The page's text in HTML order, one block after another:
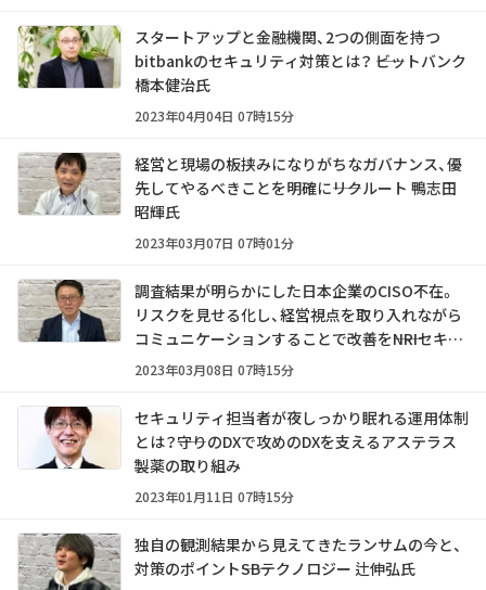
スタートアップと金融機関、2つの側面を持つ
bitbankのセキュリティ対策とは？ ――ビットバンク
橋本健治氏
2023年04月04日 07時15分
経営と現場の板挟みになりがちなガバナンス、優
先してやるべきことを明確に――リクルート 鴨志田
昭輝氏
2023年03月07日 07時01分
調査結果が明らかにした日本企業のCISO不在。
リスクを見せる化し、経営視点を取り入れながら
コミュニケーションすることで改善を――NRIセキュ
アテクノロジーズ 足立道拡氏
2023年03月08日 07時15分
セキュリティ担当者が夜しっかり眠れる運用体制
とは？――守りのDXで攻めのDXを支えるアステラス
製薬の取り組み
2023年01月11日 07時15分
独自の観測結果から見えてきたランサムの今と、
対策のポイント――SBテクノロジー 辻伸弘氏